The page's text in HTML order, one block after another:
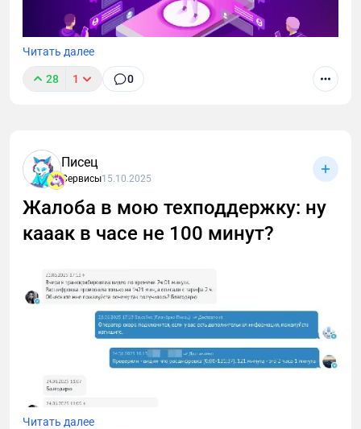
Читать далее
28 1 0
Писец
Сервисы15.10.2025
Жалоба в мою техподдержку: ну
кааак в часе не 100 минут?
Читать далее